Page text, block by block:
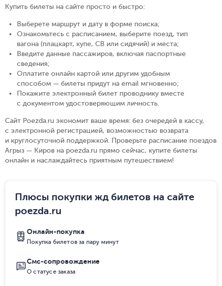
Купить билеты на сайте просто и быстро:
Выберете маршрут и дату в форме поиска;
Ознакомьтесь с расписанием, выберите поезд, тип
вагона (плацкарт, купе, СВ или сидячий) и места;
Введите данные пассажиров, включая паспортные
сведения;
Оплатите онлайн картой или другим удобным
способом — билеты придут на email мгновенно;
Покажите электронный билет проводнику вместе
с документом удостоверяющим личность.
Сайт Poezda.ru экономит ваше время: без очередей в кассу,
с электронной регистрацией, возможностью возврата
и круглосуточной поддержкой. Проверьте расписание поездов
Агрыз — Киров на poezda.ru прямо сейчас, купите билеты
онлайн и наслаждайтесь приятным путешествием!
Плюсы покупки жд билетов на сайте
poezda.ru
Онлайн-покупка
Покупка билетов за пару минут
Смс-сопровождение
О статусе заказа